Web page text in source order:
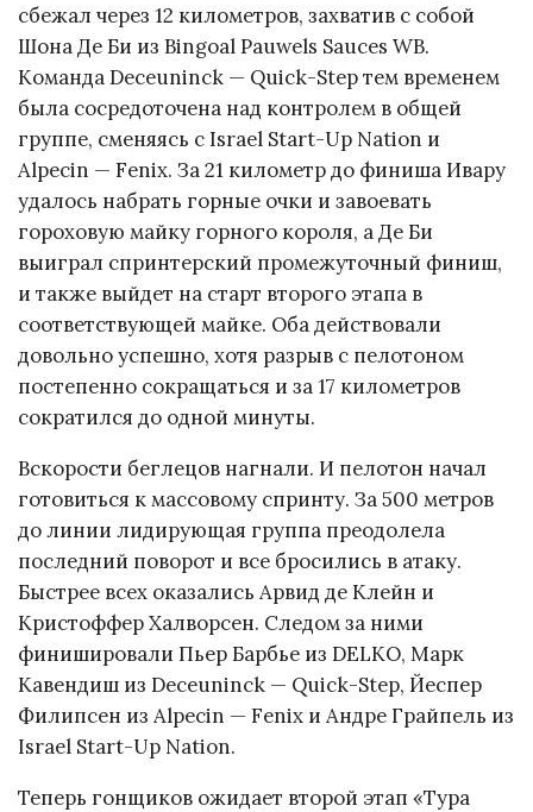
сбежал через 12 километров, захватив с собой
Шона Де Би из Bingoal Pauwels Sauces WB.
Команда Deceuninck — Quick-Step тем временем
была сосредоточена над контролем в общей
группе, сменяясь с Israel Start-Up Nation и
Alpecin — Fenix. За 21 километр до финиша Ивару
удалось набрать горные очки и завоевать
гороховую майку горного короля, а Де Би
выиграл спринтерский промежуточный финиш,
и также выйдет на старт второго этапа в
соответствующей майке. Оба действовали
довольно успешно, хотя разрыв с пелотоном
постепенно сокращаться и за 17 километров
сократился до одной минуты.
Вскорости беглецов нагнали. И пелотон начал
готовиться к массовому спринту. За 500 метров
до линии лидирующая группа преодолела
последний поворот и все бросились в атаку.
Быстрее всех оказались Арвид де Клейн и
Кристоффер Халворсен. Следом за ними
финишировали Пьер Барбье из DELKO, Марк
Кавендиш из Deceuninck — Quick-Step, Йеспер
Филипсен из Alpecin — Fenix и Андре Грайпель из
Israel Start-Up Nation.
Теперь гонщиков ожидает второй этап «Тура